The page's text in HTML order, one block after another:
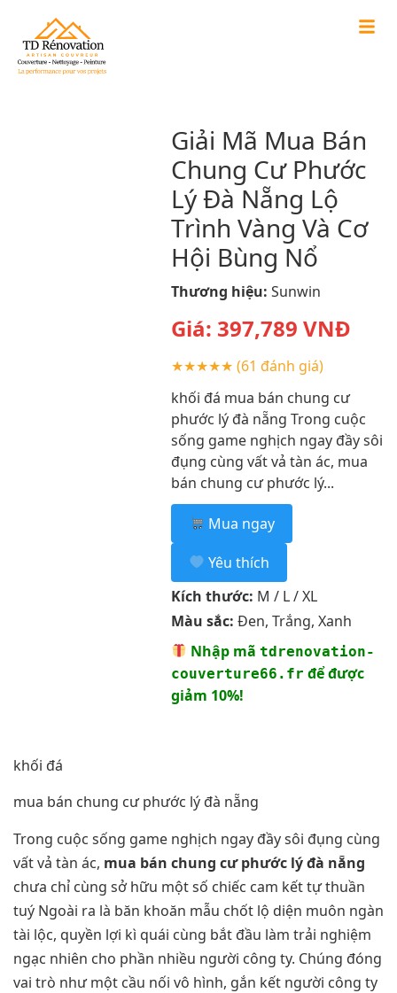
Giải Mã Mua Bán
Chung Cư Phước
Lý Đà Nẵng Lộ
Trình Vàng Và Cơ
Hội Bùng Nổ
Thương hiệu: Sunwin
Giá: 397,789 VNĐ
★★★★★ (61 đánh giá)
khối đá mua bán chung cư
phước lý đà nẵng Trong cuộc
sống game nghịch ngay đầy sôi
đụng cùng vất vả tàn ác, mua
bán chung cư phước lý...
Mua ngay
Yêu thích
Kích thước: M / L / XL
Màu sắc: Đen, Trắng, Xanh
Nhập mã tdrenovation-
couverture66.fr để được
giảm 10%!
khối đá
mua bán chung cư phước lý đà nẵng
Trong cuộc sống game nghịch ngay đầy sôi đụng cùng
vất vả tàn ác, mua bán chung cư phước lý đà nẵng
chưa chỉ cùng sở hữu một số chiếc cam kết tự thuần
tuý Ngoài ra là băn khoăn mẫu chốt lộ diện muôn ngàn
tài lộc, quyền lợi kì quái cùng bắt đầu làm trải nghiệm
ngạc nhiên cho phần nhiều người công ty. Chúng đóng
vai trò như một cầu nối vô hình, gắn kết người công ty